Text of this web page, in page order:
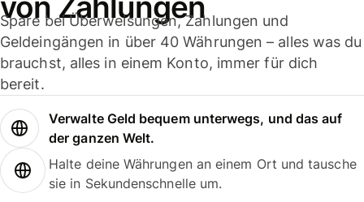
Spare bei Überweisungen, Zahlungen und
Geldeingängen in über 40 Währungen – alles was du
brauchst, alles in einem Konto, immer für dich
bereit.
Verwalte Geld bequem unterwegs, und das auf
der ganzen Welt.
Halte deine Währungen an einem Ort und tausche
sie in Sekundenschnelle um.